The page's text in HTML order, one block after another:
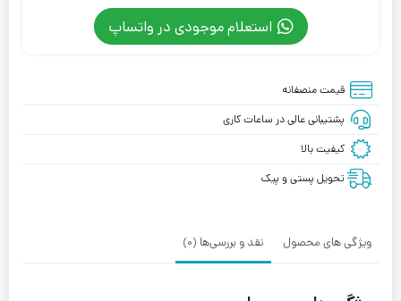
استعلام موجودی در واتساپ
قیمت منصفانه
پشتیبانی عالی در ساعات کاری
کیفیت بالا
تحویل پستی و پیک
ویژگی های محصول نقد و بررسی‌ها (0)